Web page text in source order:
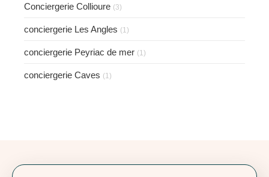
Conciergerie Collioure (3)
conciergerie Les Angles (1)
conciergerie Peyriac de mer (1)
conciergerie Caves (1)